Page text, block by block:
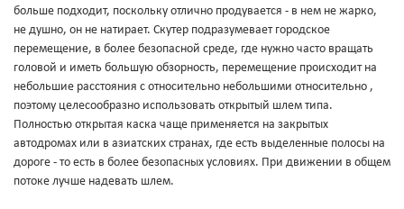
больше подходит, поскольку отлично продувается - в нем не жарко,
не душно, он не натирает. Скутер подразумевает городское
перемещение, в более безопасной среде, где нужно часто вращать
головой и иметь большую обзорность, перемещение происходит на
небольшие расстояния с относительно небольшими относительно ,
поэтому целесообразно использовать открытый шлем типа.
Полностью открытая каска чаще применяется на закрытых
автодромах или в азиатских странах, где есть выделенные полосы на
дороге - то есть в более безопасных условиях. При движении в общем
потоке лучше надевать шлем.